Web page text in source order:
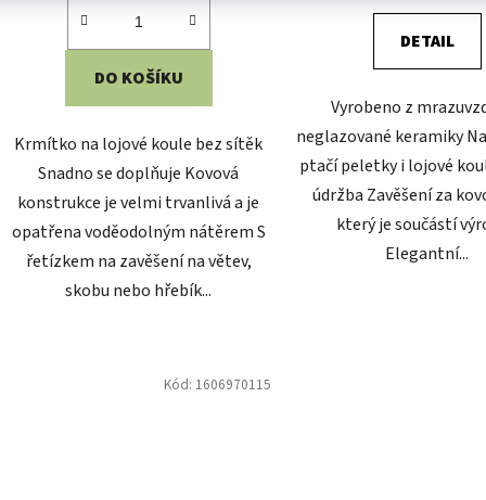
DO KOŠÍKU
Krmítko na lojové koule bez sítěk
Snadno se doplňuje Kovová
konstrukce je velmi trvanlivá a je
opatřena voděodolným nátěrem S
řetízkem na zavěšení na větev,
skobu nebo hřebík...
DETAIL
Vyrobeno z
neglazované keramiky
ptačí peletky i lojové
údržba Zavěšení za
který je součástí
Elegantní...
Kód: 1606970115